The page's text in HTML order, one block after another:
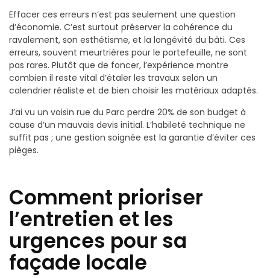
Effacer ces erreurs n’est pas seulement une question
d’économie. C’est surtout préserver la cohérence du
ravalement, son esthétisme, et la longévité du bâti. Ces
erreurs, souvent meurtrières pour le portefeuille, ne sont
pas rares. Plutôt que de foncer, l’expérience montre
combien il reste vital d’étaler les travaux selon un
calendrier réaliste et de bien choisir les matériaux adaptés.
J’ai vu un voisin rue du Parc perdre 20% de son budget à
cause d’un mauvais devis initial. L’habileté technique ne
suffit pas ; une gestion soignée est la garantie d’éviter ces
pièges.
Comment prioriser
l’entretien et les
urgences pour sa
façade locale